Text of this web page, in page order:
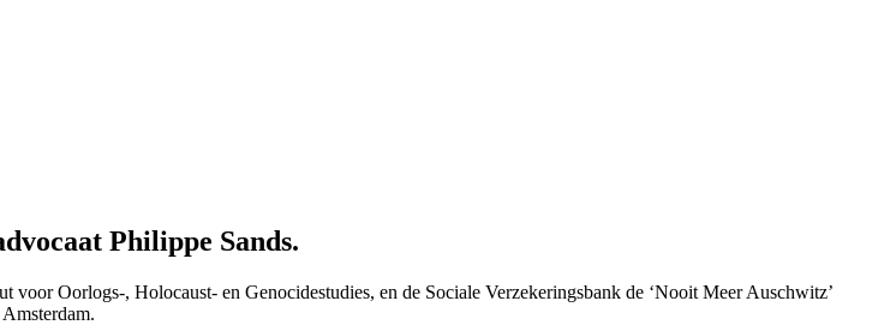
Philippe Sands.
Oorlogs-, Holocaust- en Genocidestudies, en de Sociale Verzekeringsbank de ‘Nooit Meer Auschwitz’